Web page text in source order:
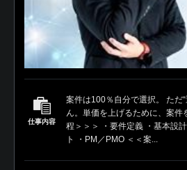
仕事内容
案件は100％自分で選択。 ただ
ん。単価を上げるために、案件
程＞＞＞ ・要件定義 ・基本設
ト ・PM／PMO ＜＜案...